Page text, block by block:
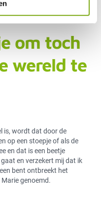
om toch
wereld te
is, wordt dat door de
op een stoepje of als de
en dat is een beetje
en verzekert mij dat ik
bent ontbreekt het
genoemd.